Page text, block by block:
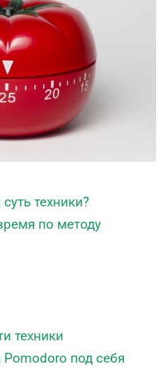
техники?
по методу
техники
под себя